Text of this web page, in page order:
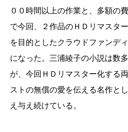
００時間以上の作業と、多額の
で今回、２作品のＨＤリマスタ
を目的としたクラウドファンデ
になった。三浦綾子の小説は数
が、今回ＨＤリマスター化する
ストの無償の愛を伝える名作と
え与え続けている。